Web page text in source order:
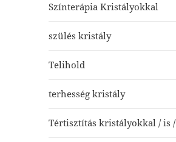
Színterápia Kristályokkal
szülés kristály
Telihold
terhesség kristály
Tértisztítás kristályokkal / is /